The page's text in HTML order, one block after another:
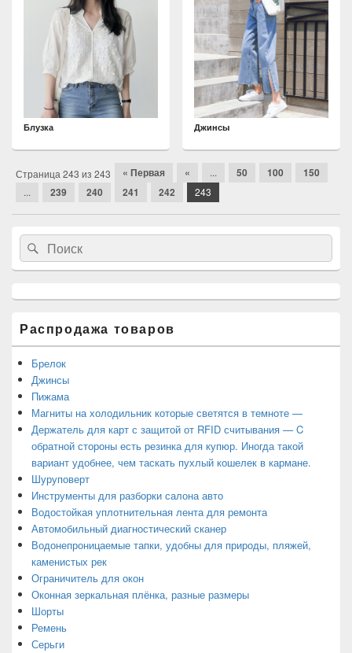
Блузка Джинсы
Навигация
Страница 243 из 243 « Первая « ... 50 100 150
... 239 240 241 242 243
Область
основной
боковой
панели
Search
for:
Search
Распродажа товаров
Брелок
Джинсы
Пижама
Магниты на холодильник которые светятся в темноте —
Держатель для карт с защитой от RFID считывания — C
обратной стороны есть резинка для купюр. Иногда такой
вариант удобнее, чем таскать пухлый кошелек в кармане.
Шуруповерт
Инструменты для разборки салона авто
Водостойкая уплотнительная лента для ремонта
Автомобильный диагностический сканер
Водонепроницаемые тапки, удобны для природы, пляжей,
каменистых рек
Ограничитель для окон
Оконная зеркальная плёнка, разные размеры
Шорты
Ремень
Серьги